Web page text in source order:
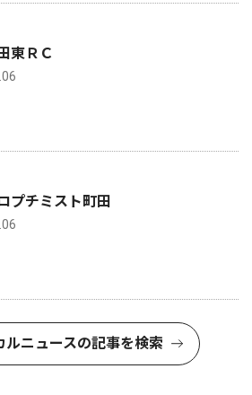
東ＲＣ
プチミスト町田
ルニュースの記事を検索